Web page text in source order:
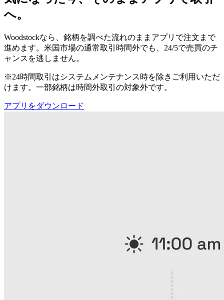
へ。
Woodstockなら、銘柄を調べた流れのままアプリで注文まで
進めます。米国市場の通常取引時間外でも、24/5で売買のチ
ャンスを逃しません。
※24時間取引はシステムメンテナンス時を除きご利用いただ
けます。一部銘柄は時間外取引の対象外です。
アプリをダウンロード